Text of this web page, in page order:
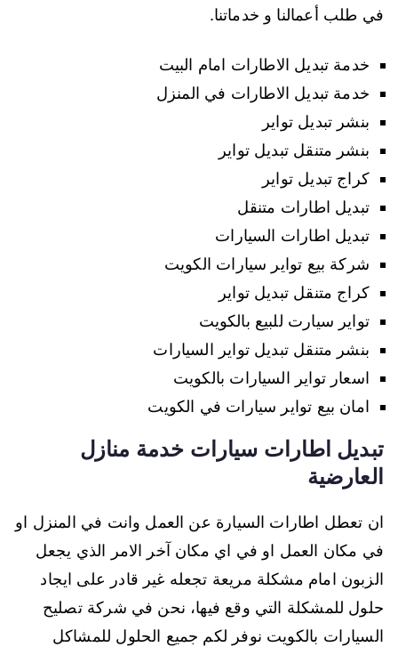
في طلب أعمالنا و خدماتنا.
خدمة تبديل الاطارات امام البيت
خدمة تبديل الاطارات في المنزل
بنشر تبديل تواير
بنشر متنقل تبديل تواير
كراج تبديل تواير
تبديل اطارات متنقل
تبديل اطارات السيارات
شركة بيع تواير سيارات الكويت
كراج متنقل تبديل تواير
تواير سيارت للبيع بالكويت
بنشر متنقل تبديل تواير السيارات
اسعار تواير السيارات بالكويت
امان بيع تواير سيارات في الكويت
تبديل اطارات سيارات خدمة منازل
العارضية
ان تعطل اطارات السيارة عن العمل وانت في المنزل او
في مكان العمل او في اي مكان آخر الامر الذي يجعل
الزبون امام مشكلة مريعة تجعله غير قادر على ايجاد
حلول للمشكلة التي وقع فيها، نحن في شركة تصليح
السيارات بالكويت نوفر لكم جميع الحلول للمشاكل